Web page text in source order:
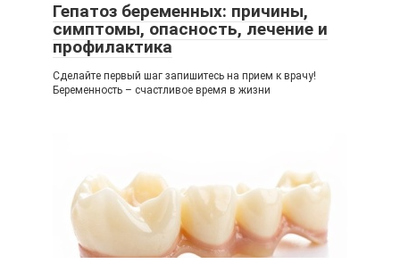
Гепатоз беременных: причины,
симптомы, опасность, лечение и
профилактика
Сделайте первый шаг запишитесь на прием к врачу!
Беременность – счастливое время в жизни